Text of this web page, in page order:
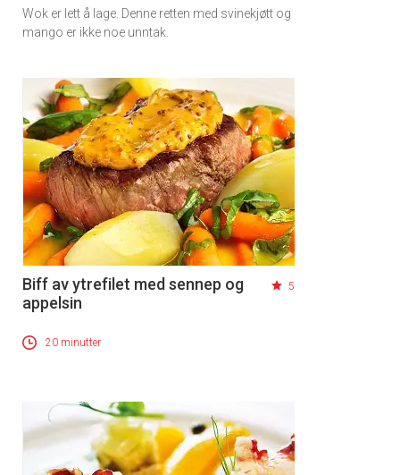
Wok er lett å lage. Denne retten med svinekjøtt og
mango er ikke noe unntak.
Biff av ytrefilet med sennep og
appelsin
5
20 minutter